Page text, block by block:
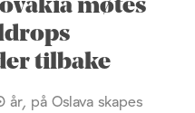
møtes
tilbake
på Oslava skapes